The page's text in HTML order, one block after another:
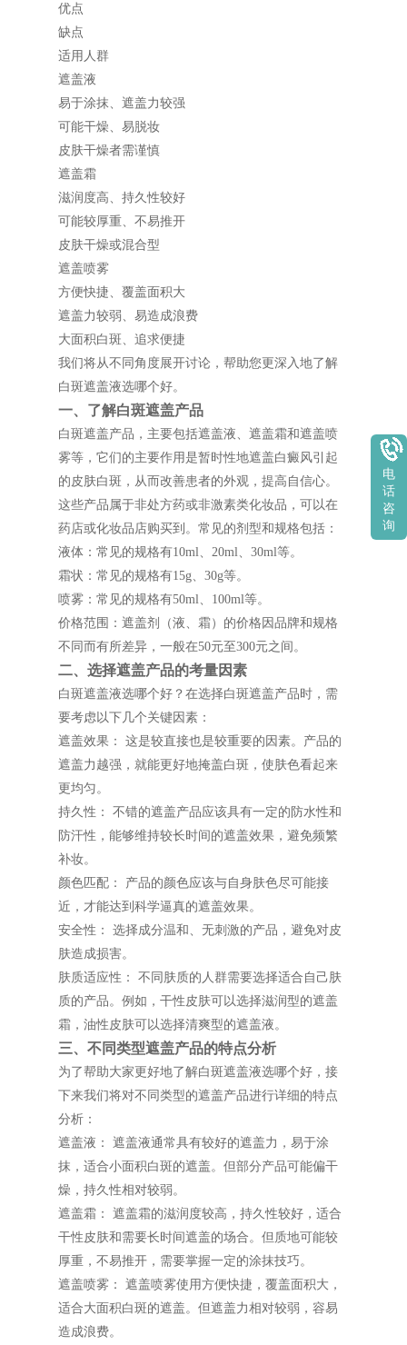
优点
缺点
适用人群
遮盖液
易于涂抹、遮盖力较强
可能干燥、易脱妆
皮肤干燥者需谨慎
遮盖霜
滋润度高、持久性较好
可能较厚重、不易推开
皮肤干燥或混合型
遮盖喷雾
方便快捷、覆盖面积大
遮盖力较弱、易造成浪费
大面积白斑、追求便捷
我们将从不同角度展开讨论，帮助您更深入地了解
白斑遮盖液选哪个好。
一、了解白斑遮盖产品
白斑遮盖产品，主要包括遮盖液、遮盖霜和遮盖喷
雾等，它们的主要作用是暂时性地遮盖白癜风引起
的皮肤白斑，从而改善患者的外观，提高自信心。
这些产品属于非处方药或非激素类化妆品，可以在
药店或化妆品店购买到。常见的剂型和规格包括：
液体：常见的规格有10ml、20ml、30ml等。
霜状：常见的规格有15g、30g等。
喷雾：常见的规格有50ml、100ml等。
价格范围：遮盖剂（液、霜）的价格因品牌和规格
不同而有所差异，一般在50元至300元之间。
二、选择遮盖产品的考量因素
白斑遮盖液选哪个好？在选择白斑遮盖产品时，需
要考虑以下几个关键因素：
遮盖效果： 这是较直接也是较重要的因素。产品的
遮盖力越强，就能更好地掩盖白斑，使肤色看起来
更均匀。
持久性： 不错的遮盖产品应该具有一定的防水性和
防汗性，能够维持较长时间的遮盖效果，避免频繁
补妆。
颜色匹配： 产品的颜色应该与自身肤色尽可能接
近，才能达到科学逼真的遮盖效果。
安全性： 选择成分温和、无刺激的产品，避免对皮
肤造成损害。
肤质适应性： 不同肤质的人群需要选择适合自己肤
质的产品。例如，干性皮肤可以选择滋润型的遮盖
霜，油性皮肤可以选择清爽型的遮盖液。
三、不同类型遮盖产品的特点分析
为了帮助大家更好地了解白斑遮盖液选哪个好，接
下来我们将对不同类型的遮盖产品进行详细的特点
分析：
遮盖液： 遮盖液通常具有较好的遮盖力，易于涂
抹，适合小面积白斑的遮盖。但部分产品可能偏干
燥，持久性相对较弱。
遮盖霜： 遮盖霜的滋润度较高，持久性较好，适合
干性皮肤和需要长时间遮盖的场合。但质地可能较
厚重，不易推开，需要掌握一定的涂抹技巧。
遮盖喷雾： 遮盖喷雾使用方便快捷，覆盖面积大，
适合大面积白斑的遮盖。但遮盖力相对较弱，容易
造成浪费。
电
话
咨
询